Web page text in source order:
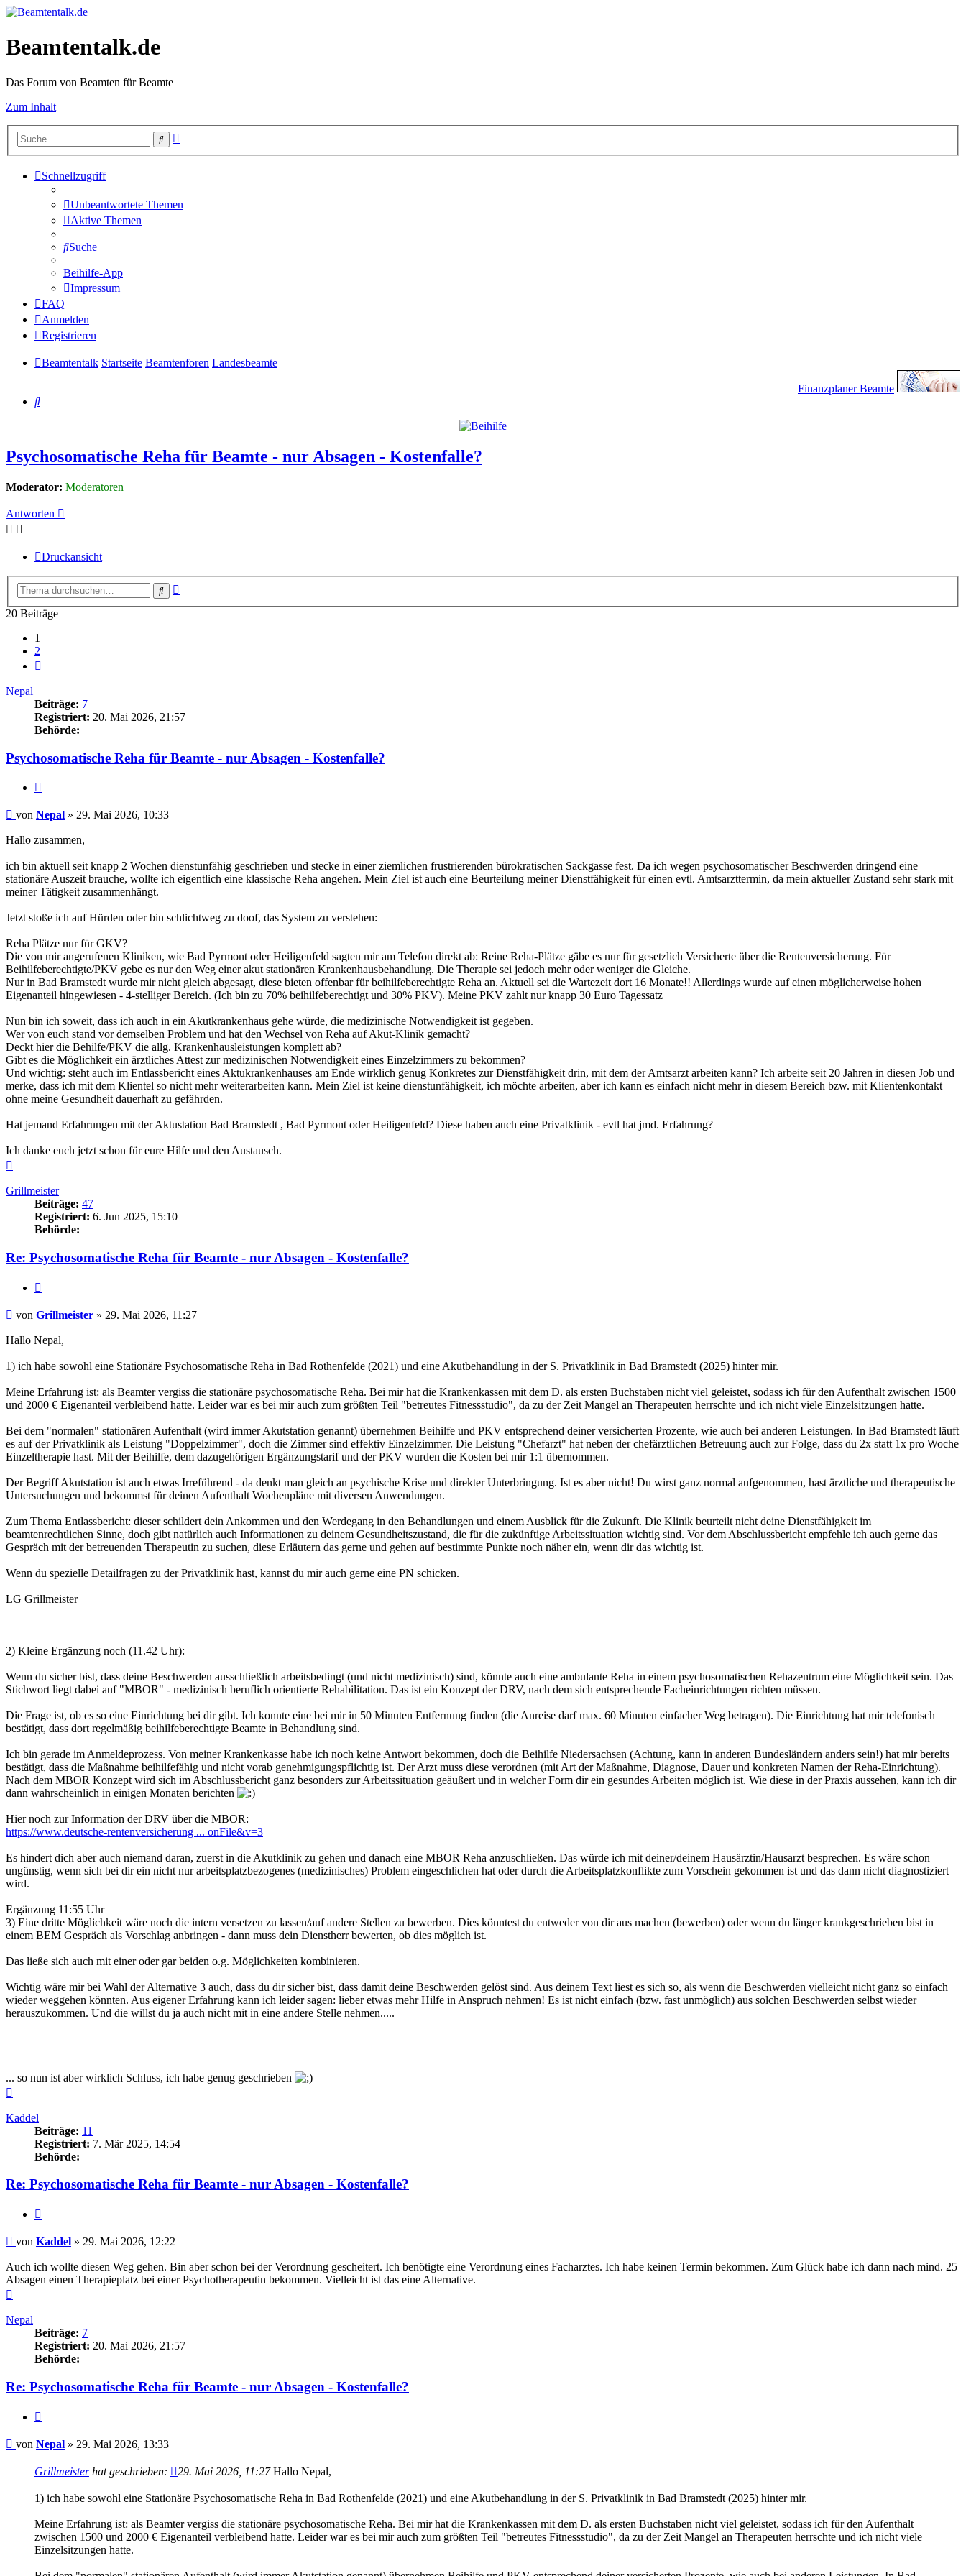
Beamtentalk.de
Das Forum von Beamten für Beamte
Zum Inhalt
Suche
Schnellzugriff
Unbeantwortete Themen
Aktive Themen
Suche
Beihilfe-App
Impressum
FAQ
Anmelden
Registrieren
Beamtentalk Startseite Beamtenforen Landesbeamte
Finanzplaner Beamte
Suche
Psychosomatische Reha für Beamte - nur Absagen - Kostenfalle?
Moderator: Moderatoren
Antworten
Druckansicht
Suche
20 Beiträge
1
2
Nepal
Beiträge: 7
Registriert: 20. Mai 2026, 21:57
Behörde:
Psychosomatische Reha für Beamte - nur Absagen - Kostenfalle?
Beitrag
von Nepal » 29. Mai 2026, 10:33
Hallo zusammen,
ich bin aktuell seit knapp 2 Wochen dienstunfähig geschrieben und stecke in einer ziemlichen frustrierenden bürokratischen Sackgasse fest. Da ich wegen psychosomatischer Beschwerden dringend eine
stationäre Auszeit brauche, wollte ich eigentlich eine klassische Reha angehen. Mein Ziel ist auch eine Beurteilung meiner Dienstfähigkeit für einen evtl. Amtsarzttermin, da mein aktueller Zustand sehr stark mit
meiner Tätigkeit zusammenhängt.
Jetzt stoße ich auf Hürden oder bin schlichtweg zu doof, das System zu verstehen:
Reha Plätze nur für GKV?
Die von mir angerufenen Kliniken, wie Bad Pyrmont oder Heiligenfeld sagten mir am Telefon direkt ab: Reine Reha-Plätze gäbe es nur für gesetzlich Versicherte über die Rentenversicherung. Für
Beihilfeberechtigte/PKV gebe es nur den Weg einer akut stationären Krankenhausbehandlung. Die Therapie sei jedoch mehr oder weniger die Gleiche.
Nur in Bad Bramstedt wurde mir nicht gleich abgesagt, diese bieten offenbar für beihilfeberechtigte Reha an. Aktuell sei die Wartezeit dort 16 Monate!! Allerdings wurde auf einen möglicherweise hohen
Eigenanteil hingewiesen - 4-stelliger Bereich. (Ich bin zu 70% beihilfeberechtigt und 30% PKV). Meine PKV zahlt nur knapp 30 Euro Tagessatz
Nun bin ich soweit, dass ich auch in ein Akutkrankenhaus gehe würde, die medizinische Notwendigkeit ist gegeben.
Wer von euch stand vor demselben Problem und hat den Wechsel von Reha auf Akut-Klinik gemacht?
Deckt hier die Behilfe/PKV die allg. Krankenhausleistungen komplett ab?
Gibt es die Möglichkeit ein ärztliches Attest zur medizinischen Notwendigkeit eines Einzelzimmers zu bekommen?
Und wichtig: steht auch im Entlassbericht eines Aktukrankenhauses am Ende wirklich genug Konkretes zur Dienstfähigkeit drin, mit dem der Amtsarzt arbeiten kann? Ich arbeite seit 20 Jahren in diesen Job und
merke, dass ich mit dem Klientel so nicht mehr weiterarbeiten kann. Mein Ziel ist keine dienstunfähigkeit, ich möchte arbeiten, aber ich kann es einfach nicht mehr in diesem Bereich bzw. mit Klientenkontakt
ohne meine Gesundheit dauerhaft zu gefährden.
Hat jemand Erfahrungen mit der Aktustation Bad Bramstedt , Bad Pyrmont oder Heiligenfeld? Diese haben auch eine Privatklinik - evtl hat jmd. Erfahrung?
Ich danke euch jetzt schon für eure Hilfe und den Austausch.
Grillmeister
Beiträge: 47
Registriert: 6. Jun 2025, 15:10
Behörde:
Re: Psychosomatische Reha für Beamte - nur Absagen - Kostenfalle?
Beitrag
von Grillmeister » 29. Mai 2026, 11:27
Hallo Nepal,
1) ich habe sowohl eine Stationäre Psychosomatische Reha in Bad Rothenfelde (2021) und eine Akutbehandlung in der S. Privatklinik in Bad Bramstedt (2025) hinter mir.
Meine Erfahrung ist: als Beamter vergiss die stationäre psychosomatische Reha. Bei mir hat die Krankenkassen mit dem D. als ersten Buchstaben nicht viel geleistet, sodass ich für den Aufenthalt zwischen 1500
und 2000 € Eigenanteil verbleibend hatte. Leider war es bei mir auch zum größten Teil "betreutes Fitnessstudio", da zu der Zeit Mangel an Therapeuten herrschte und ich nicht viele Einzelsitzungen hatte.
Bei dem "normalen" stationären Aufenthalt (wird immer Akutstation genannt) übernehmen Beihilfe und PKV entsprechend deiner versicherten Prozente, wie auch bei anderen Leistungen. In Bad Bramstedt läuft
es auf der Privatklinik als Leistung "Doppelzimmer", doch die Zimmer sind effektiv Einzelzimmer. Die Leistung "Chefarzt" hat neben der chefärztlichen Betreuung auch zur Folge, dass du 2x statt 1x pro Woche
Einzeltherapie hast. Mit der Beihilfe, dem dazugehörigen Ergänzungstarif und der PKV wurden die Kosten bei mir 1:1 übernommen.
Der Begriff Akutstation ist auch etwas Irreführend - da denkt man gleich an psychische Krise und direkter Unterbringung. Ist es aber nicht! Du wirst ganz normal aufgenommen, hast ärztliche und therapeutische
Untersuchungen und bekommst für deinen Aufenthalt Wochenpläne mit diversen Anwendungen.
Zum Thema Entlassbericht: dieser schildert dein Ankommen und den Werdegang in den Behandlungen und einem Ausblick für die Zukunft. Die Klinik beurteilt nicht deine Dienstfähigkeit im
beamtenrechtlichen Sinne, doch gibt natürlich auch Informationen zu deinem Gesundheitszustand, die für die zukünftige Arbeitssituation wichtig sind. Vor dem Abschlussbericht empfehle ich auch gerne das
Gespräch mit der betreuenden Therapeutin zu suchen, diese Erläutern das gerne und gehen auf bestimmte Punkte noch näher ein, wenn dir das wichtig ist.
Wenn du spezielle Detailfragen zu der Privatklinik hast, kannst du mir auch gerne eine PN schicken.
LG Grillmeister
2) Kleine Ergänzung noch (11.42 Uhr):
Wenn du sicher bist, dass deine Beschwerden ausschließlich arbeitsbedingt (und nicht medizinisch) sind, könnte auch eine ambulante Reha in einem psychosomatischen Rehazentrum eine Möglichkeit sein. Das
Stichwort liegt dabei auf "MBOR" - medizinisch beruflich orientierte Rehabilitation. Das ist ein Konzept der DRV, nach dem sich entsprechende Facheinrichtungen richten müssen.
Die Frage ist, ob es so eine Einrichtung bei dir gibt. Ich konnte eine bei mir in 50 Minuten Entfernung finden (die Anreise darf max. 60 Minuten einfacher Weg betragen). Die Einrichtung hat mir telefonisch
bestätigt, dass dort regelmäßig beihilfeberechtigte Beamte in Behandlung sind.
Ich bin gerade im Anmeldeprozess. Von meiner Krankenkasse habe ich noch keine Antwort bekommen, doch die Beihilfe Niedersachsen (Achtung, kann in anderen Bundesländern anders sein!) hat mir bereits
bestätigt, dass die Maßnahme beihilfefähig und nicht vorab genehmigungspflichtig ist. Der Arzt muss diese verordnen (mit Art der Maßnahme, Diagnose, Dauer und konkreten Namen der Reha-Einrichtung).
Nach dem MBOR Konzept wird sich im Abschlussbericht ganz besonders zur Arbeitssituation geäußert und in welcher Form dir ein gesundes Arbeiten möglich ist. Wie diese in der Praxis aussehen, kann ich dir
dann wahrscheinlich in einigen Monaten berichten
Hier noch zur Information der DRV über die MBOR:
https://www.deutsche-rentenversicherung ... onFile&v=3
Es hindert dich aber auch niemand daran, zuerst in die Akutklinik zu gehen und danach eine MBOR Reha anzuschließen. Das würde ich mit deiner/deinem Hausärztin/Hausarzt besprechen. Es wäre schon
ungünstig, wenn sich bei dir ein nicht nur arbeitsplatzbezogenes (medizinisches) Problem eingeschlichen hat oder durch die Arbeitsplatzkonflikte zum Vorschein gekommen ist und das dann nicht diagnostiziert
wird.
Ergänzung 11:55 Uhr
3) Eine dritte Möglichkeit wäre noch die intern versetzen zu lassen/auf andere Stellen zu bewerben. Dies könntest du entweder von dir aus machen (bewerben) oder wenn du länger krankgeschrieben bist in
einem BEM Gespräch als Vorschlag anbringen - dann muss dein Dienstherr bewerten, ob dies möglich ist.
Das ließe sich auch mit einer oder gar beiden o.g. Möglichkeiten kombinieren.
Wichtig wäre mir bei Wahl der Alternative 3 auch, dass du dir sicher bist, dass damit deine Beschwerden gelöst sind. Aus deinem Text liest es sich so, als wenn die Beschwerden vielleicht nicht ganz so einfach
wieder weggehen könnten. Aus eigener Erfahrung kann ich leider sagen: lieber etwas mehr Hilfe in Anspruch nehmen! Es ist nicht einfach (bzw. fast unmöglich) aus solchen Beschwerden selbst wieder
herauszukommen. Und die willst du ja auch nicht mit in eine andere Stelle nehmen.....
... so nun ist aber wirklich Schluss, ich habe genug geschrieben
Kaddel
Beiträge: 11
Registriert: 7. Mär 2025, 14:54
Behörde:
Re: Psychosomatische Reha für Beamte - nur Absagen - Kostenfalle?
Beitrag
von Kaddel » 29. Mai 2026, 12:22
Auch ich wollte diesen Weg gehen. Bin aber schon bei der Verordnung gescheitert. Ich benötigte eine Verordnung eines Facharztes. Ich habe keinen Termin bekommen. Zum Glück habe ich dann nach mind. 25
Absagen einen Therapieplatz bei einer Psychotherapeutin bekommen. Vielleicht ist das eine Alternative.
Nepal
Beiträge: 7
Registriert: 20. Mai 2026, 21:57
Behörde:
Re: Psychosomatische Reha für Beamte - nur Absagen - Kostenfalle?
Beitrag
von Nepal » 29. Mai 2026, 13:33
Grillmeisterhat geschrieben: 29. Mai 2026, 11:27Hallo Nepal,
1) ich habe sowohl eine Stationäre Psychosomatische Reha in Bad Rothenfelde (2021) und eine Akutbehandlung in der S. Privatklinik in Bad Bramstedt (2025) hinter mir.
Meine Erfahrung ist: als Beamter vergiss die stationäre psychosomatische Reha. Bei mir hat die Krankenkassen mit dem D. als ersten Buchstaben nicht viel geleistet, sodass ich für den Aufenthalt
zwischen 1500 und 2000 € Eigenanteil verbleibend hatte. Leider war es bei mir auch zum größten Teil "betreutes Fitnessstudio", da zu der Zeit Mangel an Therapeuten herrschte und ich nicht viele
Einzelsitzungen hatte.